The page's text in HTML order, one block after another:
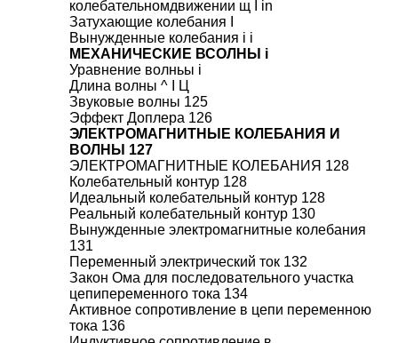
колебательномдвижении щ I in
Затухающие колебания I
Вынужденные колебания i i
МЕХАНИЧЕСКИЕ ВСОЛНЫ i
Уравнение волньы i
Длина волны ^ I Ц
Звуковые волны 125
Эффект Доплера 126
ЭЛЕКТРОМАГНИТНЫЕ КОЛЕБАНИЯ И
ВОЛНЫ 127
ЭЛЕКТРОМАГНИТНЫЕ КОЛЕБАНИЯ 128
Колебательный контур 128
Идеальный колебательный контур 128
Реальный колебательный контур 130
Вынужденные электромагнитные колебания
131
Переменный электрический ток 132
Закон Ома для последовательного участка
цепипеременного тока 134
Активное сопротивление в цепи переменною
тока 136